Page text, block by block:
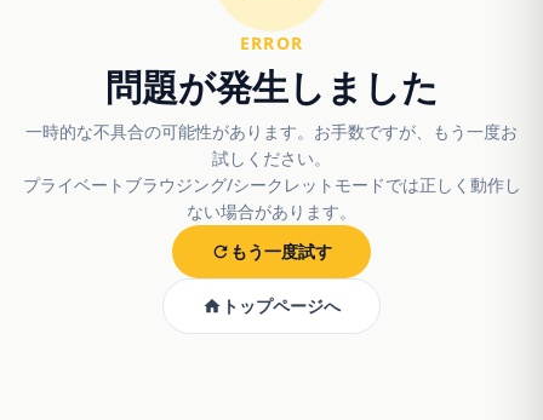
ERROR
問題が発生しました
一時的な不具合の可能性があります。お手数ですが、もう一度お
試しください。
プライベートブラウジング/シークレットモードでは正しく動作し
ない場合があります。
もう一度試す
トップページへ